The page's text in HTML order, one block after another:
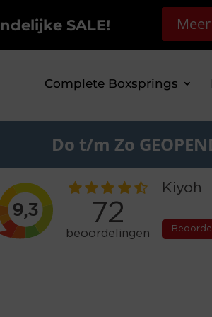
SALE!
Complete Boxsprings
Do t/m Zo